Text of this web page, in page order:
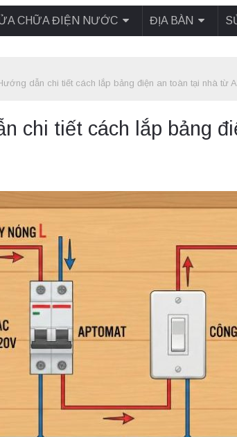
CHỮA ĐIỆN NƯỚC ĐỊA BÀN
dẫn chi tiết cách lắp bảng điện an toàn tại nhà từ
chi tiết cách lắp bảng